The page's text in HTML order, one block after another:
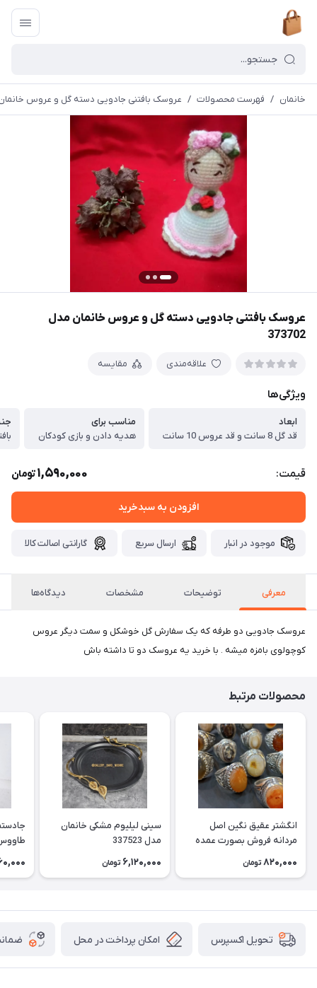
خانمان / فهرست محصولات / عروسک بافتنی جادویی دسته گل و عروس خانمان مدل
عروسک بافتنی جادویی دسته گل و عروس خانمان مدل
373702
علاقه‌مندی مقایسه
ویژگی‌ها
ابعاد
قد گل 8 سانت و قد عروس 10 سانت
مناسب برای
هدیه دادن و بازی کودکان
قیمت: 1,590,000تومان
افزودن به سبدخرید
موجود در انبار ارسال سریع گارانتی اصالت کالا
معرفی توضیحات مشخصات دیدگاه‌ها
عروسک جادویی دو طرفه که یک سفارش گل خوشکل و سمت دیگر عروس
کوچولوی بامزه میشه . با خرید یه عروسک دو تا داشته باش
محصولات مرتبط
انگشتر عقیق نگین اصل
مردانه فروش بصورت عمده
3عدد هست فروش بصورت
820,000 تومان
سینی لیلیوم مشکی خانمان
مدل 337523
6,120,000 تومان
تحویل اکسپرس امکان پرداخت در محل